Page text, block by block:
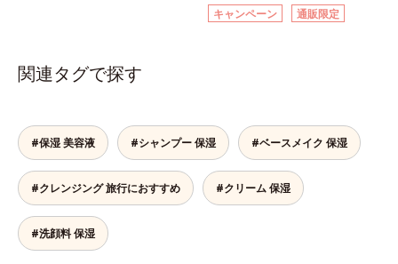
ョン・モイスチャーのみ）
ス ミスター クレンザー ⇒ 化粧水
⇒ 保湿液※洗顔料と置き換えてご
ペシャル洗顔としてのご使用をおす
すめいたしますが、クレンジング料
としてお使いいただく場合や、お肌
の状態に合わせて毎日お使いいただ
いても問題ありません。【ご使用方
法】①適量(さくらんぼ 1粒程度)を
とり、乾いた肌の上で優しくらせん
を描くように、よくなじませます。
元へ整えます。メイクの上からでも
直しにも使える、デジタルデバイス
が手放せない私たちにぴったりのア
イテムです。*1 肌の乾燥、キメの
乱れ*2 メイク効果による*3 乾燥に
よる*4 マッサージ効果による*5 乾
ンパール。補色にあたる2色のパー
色感を再現しながら、みずみずしい
ツヤを演出します。さらにどのファ
ンデーションにもすっと溶け込む、
シンクロアタッチメント成分(*2)も
配合。パウダー、リキッド、どのタ
イプのファンデーションとも相性抜
群で、ヨレたりせず、きれいに仕上
メイクとなじみ始めると、とろける
ように液状に変化。しっかりメイク
で、お風呂場でもお使いいただけま
す。* 水溶性コラーゲン各商品の詳
しい情報は商品ページをご覧くださ
い。・BEAUTY夏祭りは、こちら
キャンペーン
通販限定
関連タグで探す
#保湿 美容液 #シャンプー 保湿 #ベースメイク 保湿
#クレンジング 旅行におすすめ #クリーム 保湿
#洗顔料 保湿